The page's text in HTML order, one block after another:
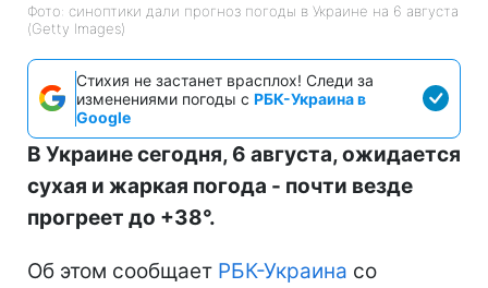
Фото: синоптики дали прогноз погоды в Украине на 6 августа
(Getty Images)
Стихия не застанет врасплох! Следи за
изменениями погоды с РБК-Украина в
Google
В Украине сегодня, 6 августа, ожидается
сухая и жаркая погода - почти везде
прогреет до +38°.
Об этом сообщает РБК-Украина со